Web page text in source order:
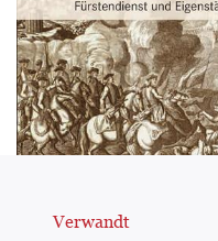
Verwandt